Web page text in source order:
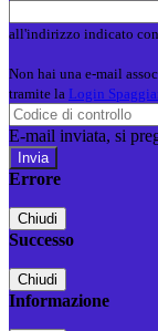
all'indirizzo indicato
Non hai una e-mail
tramite la Login
E-mail inviata, si
Errore
Chiudi
Successo
Chiudi
Informazione